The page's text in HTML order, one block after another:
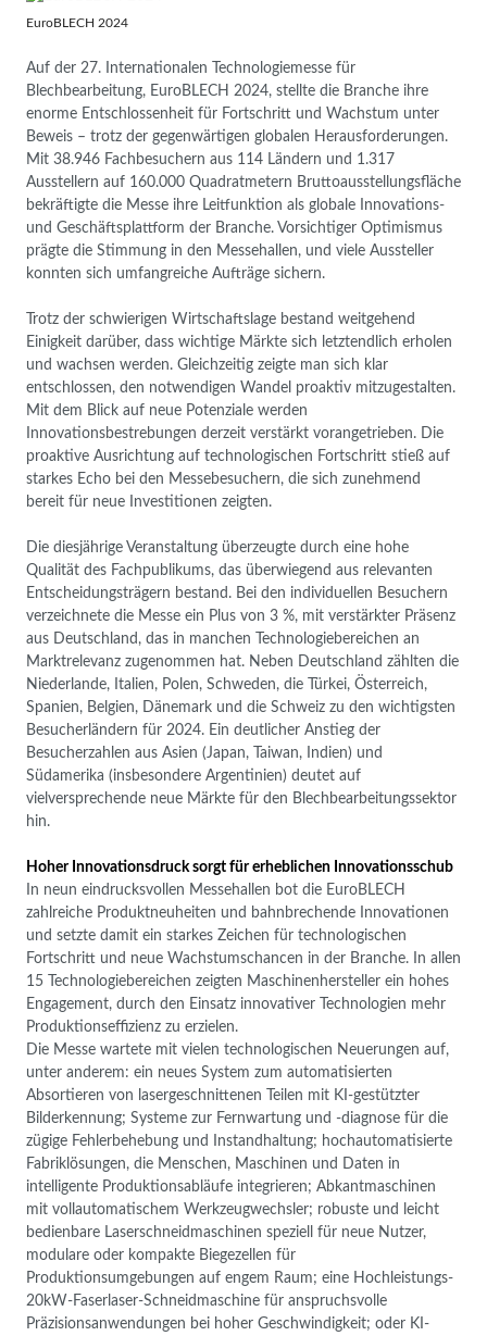
EuroBLECH 2024
Auf der 27. Internationalen Technologiemesse für
Blechbearbeitung, EuroBLECH 2024, stellte die Branche ihre
enorme Entschlossenheit für Fortschritt und Wachstum unter
Beweis – trotz der gegenwärtigen globalen Herausforderungen.
Mit 38.946 Fachbesuchern aus 114 Ländern und 1.317
Ausstellern auf 160.000 Quadratmetern Bruttoausstellungsfläche
bekräftigte die Messe ihre Leitfunktion als globale Innovations-
und Geschäftsplattform der Branche. Vorsichtiger Optimismus
prägte die Stimmung in den Messehallen, und viele Aussteller
konnten sich umfangreiche Aufträge sichern.
Trotz der schwierigen Wirtschaftslage bestand weitgehend
Einigkeit darüber, dass wichtige Märkte sich letztendlich erholen
und wachsen werden. Gleichzeitig zeigte man sich klar
entschlossen, den notwendigen Wandel proaktiv mitzugestalten.
Mit dem Blick auf neue Potenziale werden
Innovationsbestrebungen derzeit verstärkt vorangetrieben. Die
proaktive Ausrichtung auf technologischen Fortschritt stieß auf
starkes Echo bei den Messebesuchern, die sich zunehmend
bereit für neue Investitionen zeigten.
Die diesjährige Veranstaltung überzeugte durch eine hohe
Qualität des Fachpublikums, das überwiegend aus relevanten
Entscheidungsträgern bestand. Bei den individuellen Besuchern
verzeichnete die Messe ein Plus von 3 %, mit verstärkter Präsenz
aus Deutschland, das in manchen Technologiebereichen an
Marktrelevanz zugenommen hat. Neben Deutschland zählten die
Niederlande, Italien, Polen, Schweden, die Türkei, Österreich,
Spanien, Belgien, Dänemark und die Schweiz zu den wichtigsten
Besucherländern für 2024. Ein deutlicher Anstieg der
Besucherzahlen aus Asien (Japan, Taiwan, Indien) und
Südamerika (insbesondere Argentinien) deutet auf
vielversprechende neue Märkte für den Blechbearbeitungssektor
hin.
Hoher Innovationsdruck sorgt für erheblichen Innovationsschub
In neun eindrucksvollen Messehallen bot die EuroBLECH
zahlreiche Produktneuheiten und bahnbrechende Innovationen
und setzte damit ein starkes Zeichen für technologischen
Fortschritt und neue Wachstumschancen in der Branche. In allen
15 Technologiebereichen zeigten Maschinenhersteller ein hohes
Engagement, durch den Einsatz innovativer Technologien mehr
Produktionseffizienz zu erzielen.
Die Messe wartete mit vielen technologischen Neuerungen auf,
unter anderem: ein neues System zum automatisierten
Absortieren von lasergeschnittenen Teilen mit KI-gestützter
Bilderkennung; Systeme zur Fernwartung und -diagnose für die
zügige Fehlerbehebung und Instandhaltung; hochautomatisierte
Fabriklösungen, die Menschen, Maschinen und Daten in
intelligente Produktionsabläufe integrieren; Abkantmaschinen
mit vollautomatischem Werkzeugwechsler; robuste und leicht
bedienbare Laserschneidmaschinen speziell für neue Nutzer,
modulare oder kompakte Biegezellen für
Produktionsumgebungen auf engem Raum; eine Hochleistungs-
20kW-Faserlaser-Schneidmaschine für anspruchsvolle
Präzisionsanwendungen bei hoher Geschwindigkeit; oder KI-